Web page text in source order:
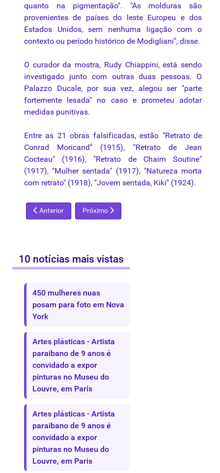
quanto na pigmentação". "As molduras são
provenientes de países do leste Europeu e dos
Estados Unidos, sem nenhuma ligação com o
contexto ou período histórico de Modigliani", disse.
O curador da mostra, Rudy Chiappini, está sendo
investigado junto com outras duas pessoas. O
Palazzo Ducale, por sua vez, alegou ser "parte
fortemente lesada" no caso e prometeu adotar
medidas punitivas.
Entre as 21 obras falsificadas, estão "Retrato de
Conrad Moricand" (1915), "Retrato de Jean
Cocteau" (1916), "Retrato de Chaim Soutine"
(1917), "Mulher sentada" (1917), "Natureza morta
com retrato" (1918), "Jovem sentada, Kiki" (1924).
Artigo anterior: MPF obriga Santander a fazer exposições
Anterior Próximo artigo: Confira as melhores
Próximo
10 notícias mais vistas
450 mulheres nuas
posam para foto em Nova
York
Artes plásticas - Artista
paraibano de 9 anos é
convidado a expor
pinturas no Museu do
Louvre, em Paris
Artes plásticas - Artista
paraibano de 9 anos é
convidado a expor
pinturas no Museu do
Louvre, em Paris